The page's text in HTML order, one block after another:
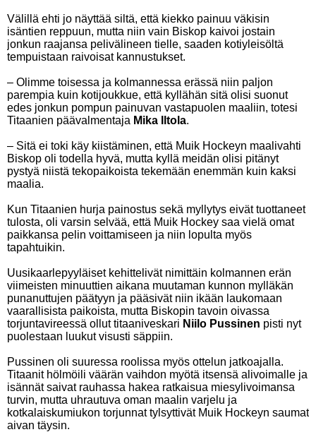
Välillä ehti jo näyttää siltä, että kiekko painuu väkisin
isäntien reppuun, mutta niin vain Biskop kaivoi jostain
jonkun raajansa pelivälineen tielle, saaden kotiyleisöltä
tempuistaan raivoisat kannustukset.
– Olimme toisessa ja kolmannessa erässä niin paljon
parempia kuin kotijoukkue, että kyllähän sitä olisi suonut
edes jonkun pompun painuvan vastapuolen maaliin, totesi
Titaanien päävalmentaja Mika Iltola.
– Sitä ei toki käy kiistäminen, että Muik Hockeyn maalivahti
Biskop oli todella hyvä, mutta kyllä meidän olisi pitänyt
pystyä niistä tekopaikoista tekemään enemmän kuin kaksi
maalia.
Kun Titaanien hurja painostus sekä myllytys eivät tuottaneet
tulosta, oli varsin selvää, että Muik Hockey saa vielä omat
paikkansa pelin voittamiseen ja niin lopulta myös
tapahtuikin.
Uusikaarlepyyläiset kehittelivät nimittäin kolmannen erän
viimeisten minuuttien aikana muutaman kunnon mylläkän
punanuttujen päätyyn ja pääsivät niin ikään laukomaan
vaarallisista paikoista, mutta Biskopin tavoin oivassa
torjuntavireessä ollut titaaniveskari Niilo Pussinen pisti nyt
puolestaan luukut visusti säppiin.
Pussinen oli suuressa roolissa myös ottelun jatkoajalla.
Titaanit hölmöili väärän vaihdon myötä itsensä alivoimalle ja
isännät saivat rauhassa hakea ratkaisua miesylivoimansa
turvin, mutta uhrautuva oman maalin varjelu ja
kotkalaiskumiukon torjunnat tylsyttivät Muik Hockeyn saumat
aivan täysin.